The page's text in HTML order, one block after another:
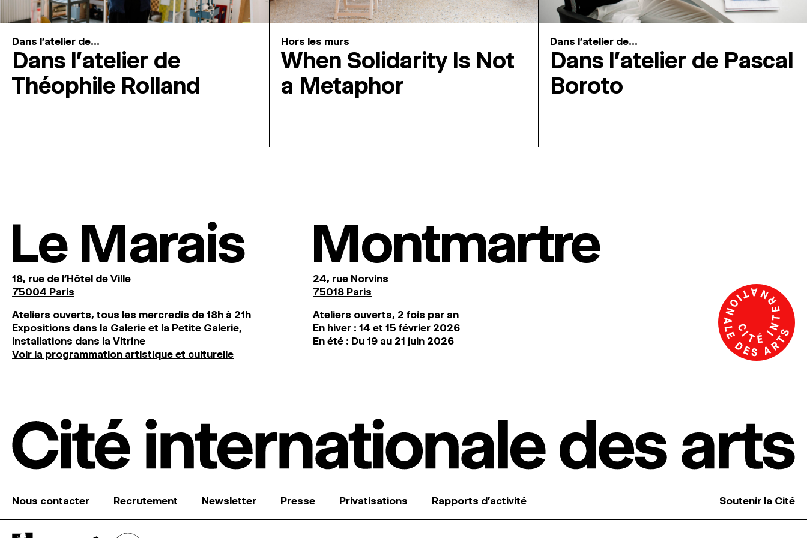
Dans l'atelier de...
Dans l’atelier de
Théophile Rolland
Hors les murs
When Solidarity Is Not
a Metaphor
Dans l'atelier de...
Dans l’atelier de Pascal
Boroto
Le Marais
18, rue de l'Hôtel de Ville
75004 Paris
Ateliers ouverts, tous les mercredis de 18h à 21h
Expositions dans la Galerie et la Petite Galerie,
installations dans la Vitrine
Voir la programmation artistique et culturelle
Montmartre
24, rue Norvins
75018 Paris
Ateliers ouverts, 2 fois par an
En hiver : 14 et 15 février 2026
En été : Du 19 au 21 juin 2026
Nous contacter Recrutement Newsletter Presse Privatisations Rapports d’activité Soutenir la Cité